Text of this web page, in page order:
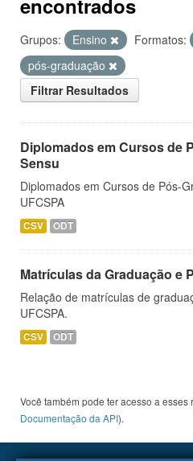
encontrados
Grupos: Ensino Formatos:
pós-graduação
Filtrar Resultados
Diplomados em Cursos de
Sensu
Diplomados em Cursos de Pós-
UFCSPA
CSV ODT
Matrículas da Graduação e
Relação de matrículas de
UFCSPA.
CSV ODT
Você também pode ter acesso a esses
Documentação da API).